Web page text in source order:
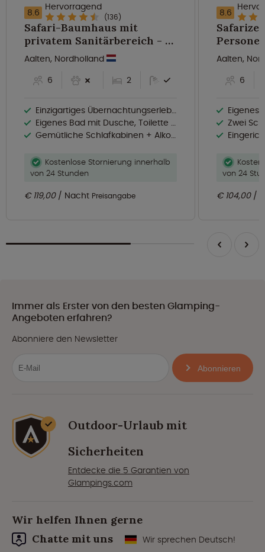
8.6 Hervorragend
(136)
Safari-Baumhaus mit
privatem Sanitärbereich - 6
Personen
Aalten, Nordholland
6
2
Einzigartiges Übernachtungserlebnis in luftiger Höhe zwischen den Bäumen
Eigenes Bad mit Dusche, Toilette und Waschbecken
Gemütliche Schlafkabinen + Alkovenbett, ideal für Familien
Kostenlose Stornierung innerhalb
von 24 Stunden
€ 119,00 Nacht Preisangabe
8.6
Aalten,
6
Eigenes
Zwei
Eingerichtete
von 24
€ 104,00
Immer als Erster von den besten Glamping-
Angeboten erfahren?
Abonniere den Newsletter
Abonnieren
Outdoor-Urlaub mit
Sicherheiten
Entdecke die 5 Garantien von
Glampings.com
Wir helfen Ihnen gerne
Chatte mit uns
Wir sprechen Deutsch!